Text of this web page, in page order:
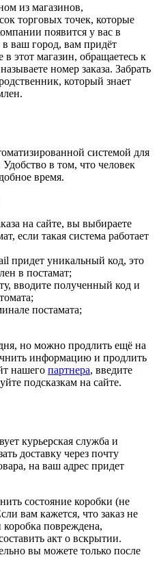
из магазинов,
торговых точек, которые
появится у вас в
в ваш город, вам придёт
этот магазин, обращаетесь к
номер заказа. Забрать
который знает
системой для
в том, что человек
время.
на сайте, вы выбираете
если такая система работает
придет уникальный код, это
в постамат;
вводите полученный код и
постамата;
но можно продлить ещё на
информацию и продлить
нашего партнера, введите
подсказкам на сайте.
курьерская служба и
доставку через почту
на ваш адрес придет
состояние коробки (не
вам кажется, что заказ не
коробка повреждена,
акт о вскрытии.
вы можете только после